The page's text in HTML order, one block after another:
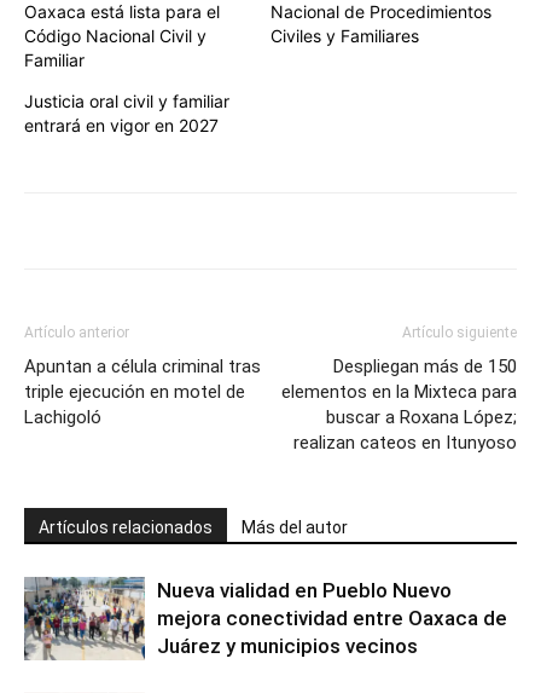
Oaxaca está lista para el
Código Nacional Civil y
Familiar
Nacional de Procedimientos
Civiles y Familiares
Justicia oral civil y familiar
entrará en vigor en 2027
Artículo anterior
Apuntan a célula criminal tras
triple ejecución en motel de
Lachigoló
Artículo siguiente
Despliegan más de 150
elementos en la Mixteca para
buscar a Roxana López;
realizan cateos en Itunyoso
Artículos relacionados Más del autor
Nueva vialidad en Pueblo Nuevo
mejora conectividad entre Oaxaca de
Juárez y municipios vecinos